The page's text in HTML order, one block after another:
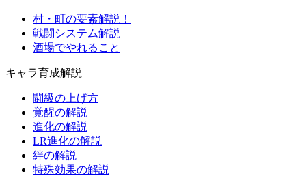
村・町の要素解説！
戦闘システム解説
酒場でやれること
キャラ育成解説
闘級の上げ方
覚醒の解説
進化の解説
LR進化の解説
絆の解説
特殊効果の解説